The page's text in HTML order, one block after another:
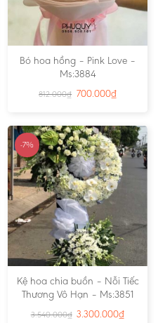
Bó hoa hồng – Pink Love –
Ms:3884
812.000₫ 700.000₫
-7%
Kệ hoa chia buồn – Nỗi Tiếc
Thương Vô Hạn – Ms:3851
3.540.000₫ 3.300.000₫